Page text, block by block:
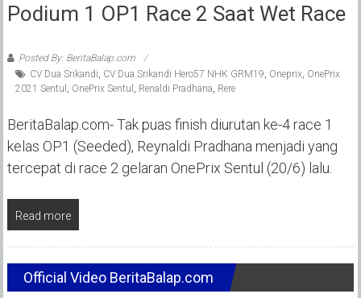
Podium 1 OP1 Race 2 Saat Wet Race
Posted By: BeritaBalap.com
CV Dua Srikandi, CV Dua Srikandi Hero57 NHK GRM19, Oneprix, OnePrix
2021 Sentul , OnePrix Sentul , Renaldi Pradhana, Rere
BeritaBalap.com- Tak puas finish diurutan ke-4 race 1
kelas OP1 (Seeded), Reynaldi Pradhana menjadi yang
tercepat di race 2 gelaran OnePrix Sentul (20/6) lalu.
Read more
Official Video BeritaBalap.com